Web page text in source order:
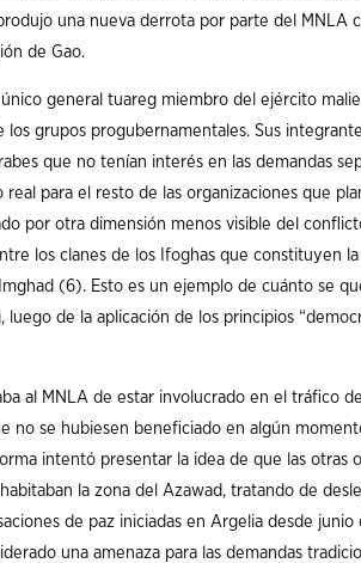
una nueva derrota por parte del MNLA
de Gao.
general tuareg miembro del ejército
grupos progubernamentales. Sus
que no tenían interés en las demandas
para el resto de las organizaciones que
por otra dimensión menos visible del
los clanes de los Ifoghas que constituyen
(6). Esto es un ejemplo de cuánto se
luego de la aplicación de los principios
al MNLA de estar involucrado en el tráfico
no se hubiesen beneficiado en algún
intentó presentar la idea de que las otras
la zona del Azawad, tratando de
de paz iniciadas en Argelia desde
una amenaza para las demandas